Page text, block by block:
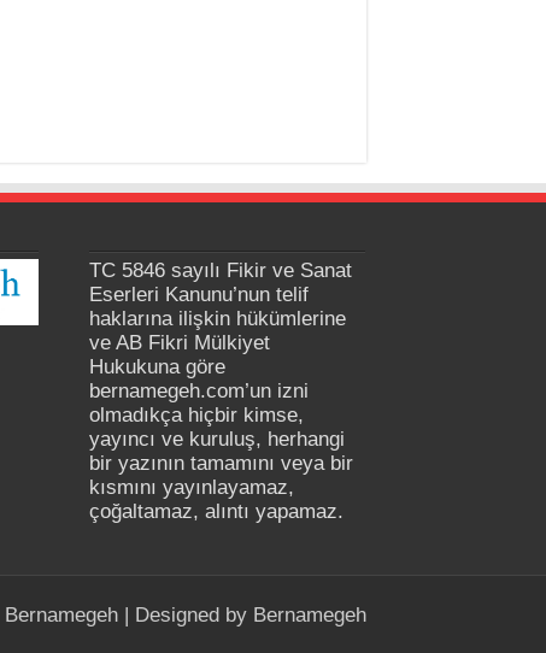
TC 5846 sayılı Fikir ve Sanat
Eserleri Kanunu’nun telif
haklarına ilişkin hükümlerine
ve AB Fikri Mülkiyet
Hukukuna göre
bernamegeh.com’un izni
olmadıkça hiçbir kimse,
yayıncı ve kuruluş, herhangi
bir yazının tamamını veya bir
kısmını yayınlayamaz,
çoğaltamaz, alıntı yapamaz.
Bernamegeh| Designed by Bernamegeh